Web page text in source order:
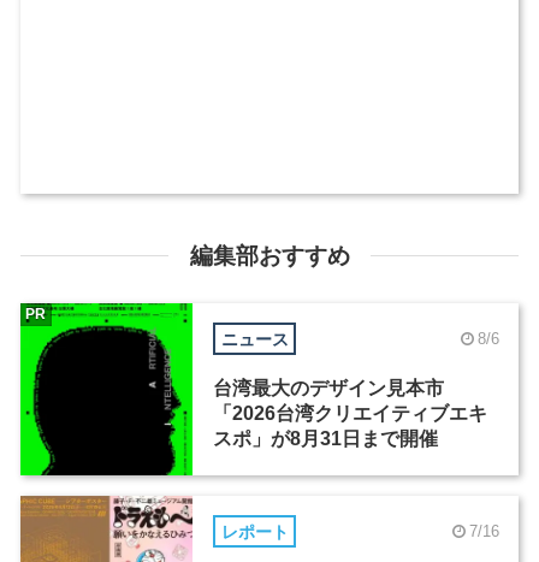
編集部おすすめ
ニュース 8/6
台湾最大のデザイン見本市
「2026台湾クリエイティブエキ
スポ」が8月31日まで開催
PR
レポート 7/16